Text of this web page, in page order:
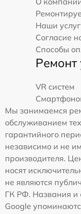
Наши
Согласие
Способы
Ремонт
VR систем
Мы занимаемся
обслуживанием
гарантийного
независимо и не
производителя.
носят
не являются
ГК РФ. Названия и
Google